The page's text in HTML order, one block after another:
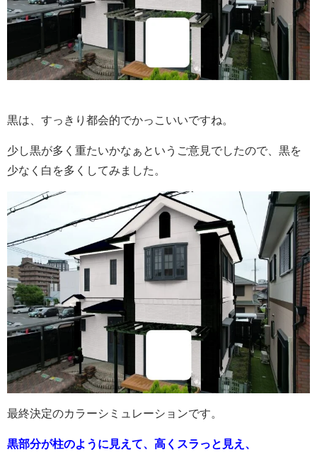
黒は、すっきり都会的でかっこいいですね。
少し黒が多く重たいかなぁというご意見でしたので、黒を
少なく白を多くしてみました。
最終決定のカラーシミュレーションです。
黒部分が柱のように見えて、高くスラっと見え、